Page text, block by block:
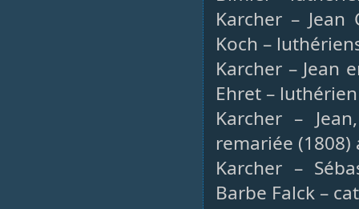
Karcher – Jean
Koch –
Karcher – Jean
Ehret –
Karcher –
remariée
Karcher –
Barbe Falck –